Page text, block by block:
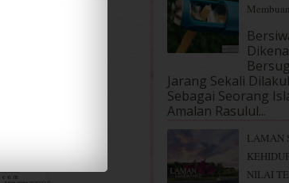
Jarang Sekali
Sebagai Seorang
Amalan Rasulul...
LAMAN
NILAI